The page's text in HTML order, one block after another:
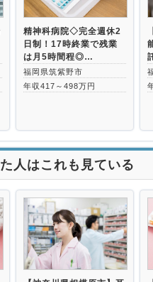
精神科病院◇完全週休2
日制！17時終業で残業
は月5時間程◎…
福岡県筑紫野市
年収417～498万円
人はこれも見ている